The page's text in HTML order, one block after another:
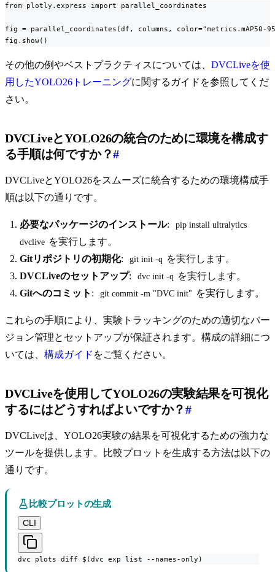
from plotly.express import parallel_coordinates
fig = parallel_coordinates(df, columns, color="metrics.mAP50-
fig.show()
その他の例やベストプラクティスについては、 DVCLiveを使
用したYOLO26トレーニングに関するガイドを参照してくだ
さい。
DVCLiveとYOLO26の統合のために環境を構成す
る手順は何ですか？#
DVCLiveとYOLO26をスムーズに統合するための環境構成手
順は以下の通りです。
必要なパッケージのインストール:
pip install ultralytics
dvclive を実行します。
Gitリポジトリの初期化: git init -q を実行します。
DVCLiveのセットアップ: dvc init -q を実行します。
Gitへのコミット : git commit -m "DVC init" を実行します。
これらの手順により、実験トラッキングのための適切なバー
ジョン管理とセットアップが保証されます。構成の詳細につ
いては、 構成ガイド をご覧ください。
DVCLiveを使用してYOLO26の実験結果を可視化
するにはどうすればよいですか？#
DVCLiveは、YOLO26実験の結果を可視化するための強力な
ツールを提供します。比較プロットを生成する方法は以下の
通りです。
比較プロットの生成
CLI
dvc plots diff $(dvc exp list --names-only)